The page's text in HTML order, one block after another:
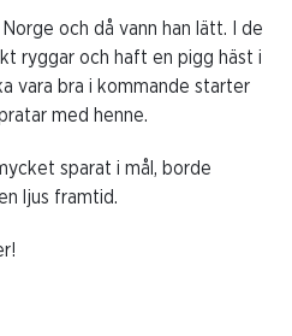
och då vann han lätt. I de
ryggar och haft en pigg häst i
vara bra i kommande starter
med henne.
sparat i mål, borde
ljus framtid.